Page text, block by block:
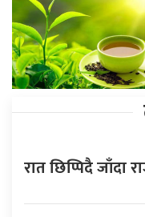
रात छिप्पिदै जाँदा